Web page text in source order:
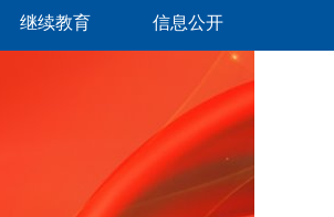
继续教育 信息公开